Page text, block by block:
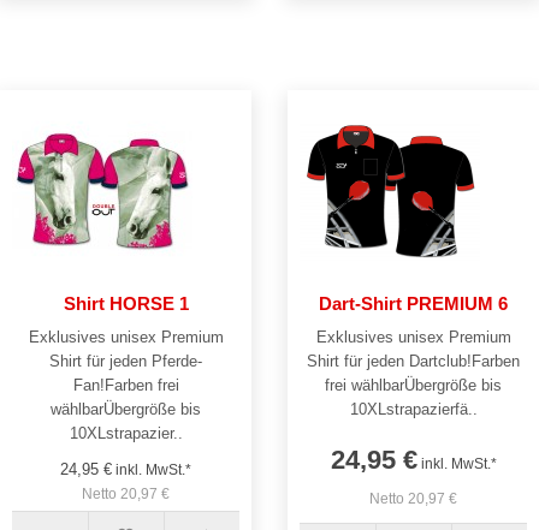
Shirt HORSE 1
Exklusives unisex Premium
Shirt für jeden Pferde-
Fan!Farben frei
wählbarÜbergröße bis
10XLstrapazier..
24,95 € inkl. MwSt.*
Netto 20,97 €
Dart-Shirt PREMIUM 6
Exklusives unisex Premium
Shirt für jeden Dartclub!Farben
frei wählbarÜbergröße bis
10XLstrapazierfä..
24,95 €inkl. MwSt.*
Netto 20,97 €